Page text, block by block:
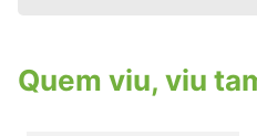
Quem viu, viu